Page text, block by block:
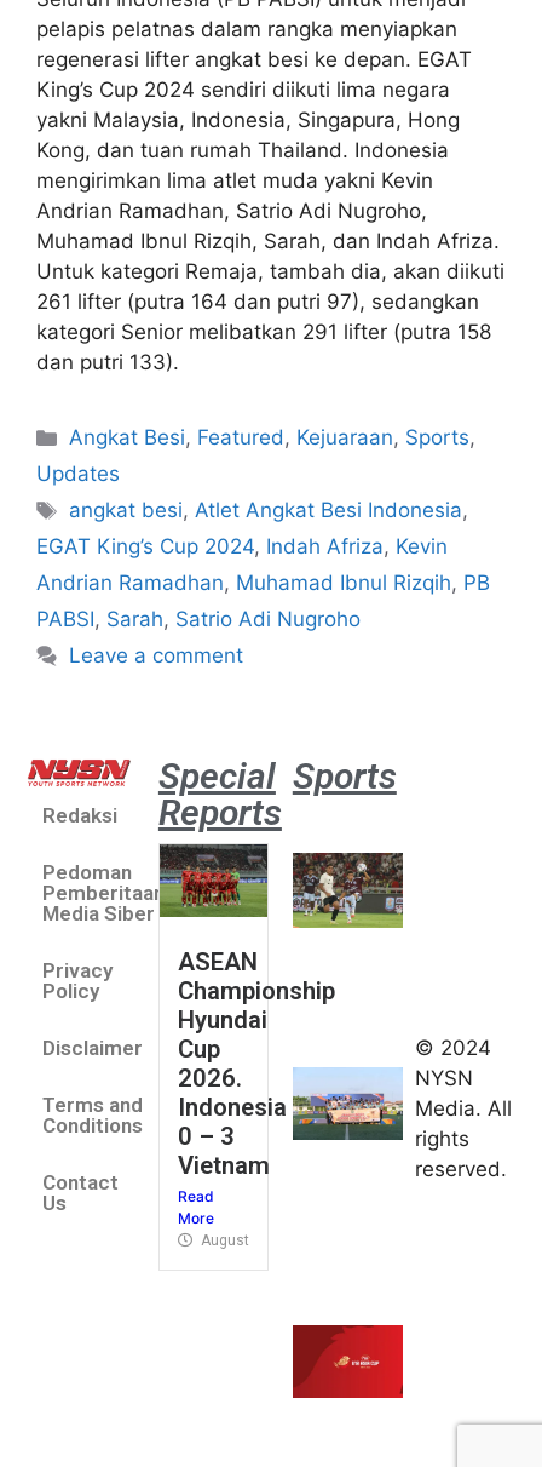
pelapis pelatnas dalam rangka menyiapkan
regenerasi lifter angkat besi ke depan. EGAT
King’s Cup 2024 sendiri diikuti lima negara
yakni Malaysia, Indonesia, Singapura, Hong
Kong, dan tuan rumah Thailand. Indonesia
mengirimkan lima atlet muda yakni Kevin
Andrian Ramadhan, Satrio Adi Nugroho,
Muhamad Ibnul Rizqih, Sarah, dan Indah Afriza.
Untuk kategori Remaja, tambah dia, akan diikuti
261 lifter (putra 164 dan putri 97), sedangkan
kategori Senior melibatkan 291 lifter (putra 158
dan putri 133).
Angkat Besi, Featured, Kejuaraan, Sports,
Updates
angkat besi,Atlet Angkat Besi Indonesia,
EGAT King’s Cup 2024, Indah Afriza, Kevin
Andrian Ramadhan, Muhamad Ibnul Rizqih, PB
PABSI, Sarah, Satrio Adi Nugroho
Leave a comment
Redaksi
Pedoman
Pemberitaan
Media Siber
Privacy
Policy
Disclaimer
Terms and
Conditions
Contact
Us
Special
Reports
ASEAN
Championship
Hyundai
Cup
2026.
Indonesia
0 – 3
Vietnam
Read
More
August 4, 2026
Sports
umum
Kejurnas
Panahan
Junior di
Kudus
grup
© 2024
NYSN
Media. All
rights
reserved.